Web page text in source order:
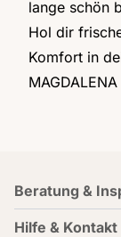
lange schön
Hol dir
Komfort in
Beratung &
Hilfe & Kontakt